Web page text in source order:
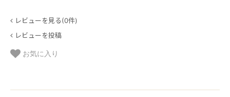
レビューを見る(0件)
レビューを投稿
お気に入り